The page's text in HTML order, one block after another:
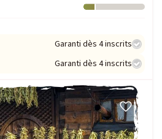
Garanti dès 4 inscrits
Garanti dès 4 inscrits